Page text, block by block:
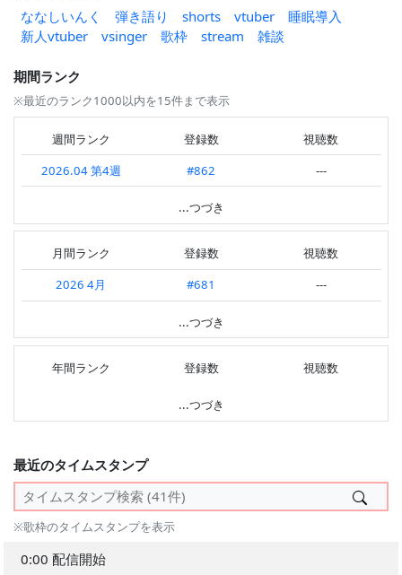
ななしいんく
弾き語り shorts vtuber
睡眠導入
新人vtuber
vsinger 歌枠 stream 雑談
期間ランク
※最近のランク1000以内を15件まで表示
週間ランク 登録数
視聴数
2026.04 第4週
#862
---
#141
2026.04 第2週
---
#886
2026.03 第2週
#696
---
2026.02 第4週
#847
2025.12 第4週
#984
---
2025.10 第1週
#817
#951
2025.07 第4週
#908
---
2025.07 第3週
#610
---
...つづき
月間ランク 登録数
視聴数
2026 4月
#681
---
#848
2025 5月
#416
---
2025 4月
#442
---
---
...つづき
年間ランク 登録数
視聴数
---
...つづき
最近のタイムスタンプ
※歌枠のタイムスタンプを表示
0:00 配信開始